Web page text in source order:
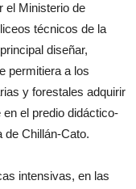
el Ministerio de
técnicos de la
diseñar,
permitiera a los
y forestales adquirir
el predio didáctico-
de Chillán-Cato.
intensivas, en las